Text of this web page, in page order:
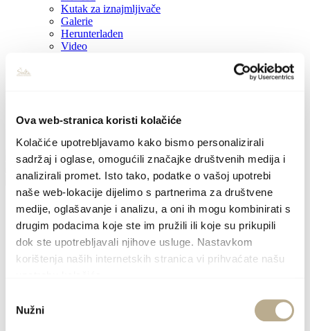
Ova web-stranica koristi kolačiće
Kolačiće upotrebljavamo kako bismo personalizirali
sadržaj i oglase, omogućili značajke društvenih medija i
analizirali promet. Isto tako, podatke o vašoj upotrebi
naše web-lokacije dijelimo s partnerima za društvene
medije, oglašavanje i analizu, a oni ih mogu kombinirati s
drugim podacima koje ste im pružili ili koje su prikupili
dok ste upotrebljavali njihove usluge. Nastavkom
korištenja naših internetskih stranica vi prihvaćate našu
pristanka
Nužni
Kutak za iznajmljivače
Galerie
Herunterladen
Video
Hrvatski